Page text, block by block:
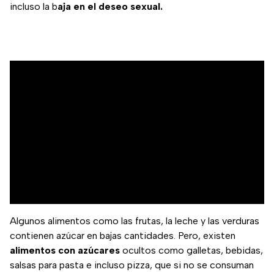
incluso la baja en el deseo sexual.
Algunos alimentos como las frutas, la leche y las verduras
contienen azúcar en bajas cantidades. Pero, existen
alimentos con azúcares ocultos como galletas, bebidas,
salsas para pasta e incluso pizza, que si no se consuman